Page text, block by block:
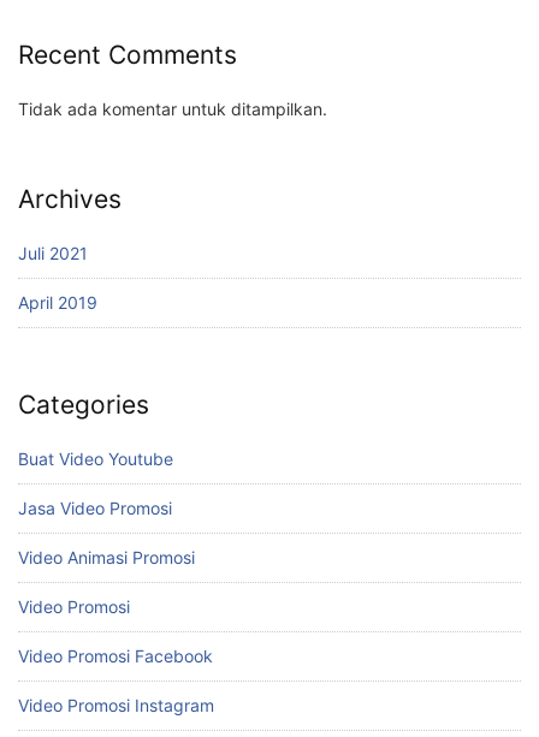
Recent Comments
Tidak ada komentar untuk ditampilkan.
Archives
Juli 2021
April 2019
Categories
Buat Video Youtube
Jasa Video Promosi
Video Animasi Promosi
Video Promosi
Video Promosi Facebook
Video Promosi Instagram